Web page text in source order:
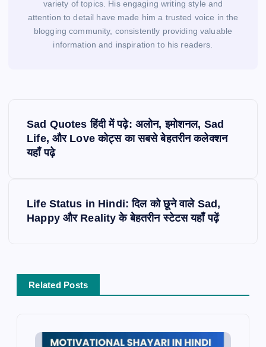
variety of topics. His engaging writing style and
attention to detail have made him a trusted voice in the
blogging community, consistently providing valuable
information and inspiration to his readers.
Sad Quotes हिंदी में पढ़े: अलोन, इमोशनल, Sad
Life, और Love कोट्स का सबसे बेहतरीन कलेक्शन
यहाँ पढ़े
Life Status in Hindi: दिल को छूने वाले Sad,
Happy और Reality के बेहतरीन स्टेटस यहाँ पढ़ें
Related Posts